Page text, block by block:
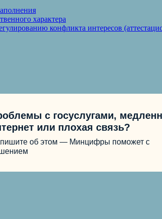
характера
конфликта интересов
с госуслугами,
или плохая связь?
об этом — Минцифры поможет с